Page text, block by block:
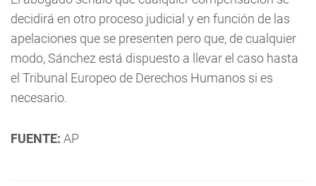
decidirá en otro proceso judicial y en función de las
apelaciones que se presenten pero que, de cualquier
modo, Sánchez está dispuesto a llevar el caso hasta
el Tribunal Europeo de Derechos Humanos si es
necesario.
FUENTE: AP